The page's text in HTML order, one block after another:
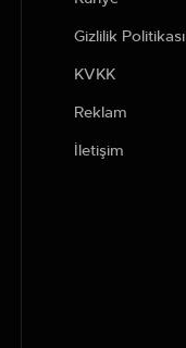
Gizlilik Politikası
KVKK
Reklam
İletişim